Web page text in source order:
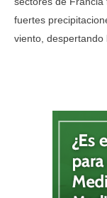
fuertes
viento, despertando